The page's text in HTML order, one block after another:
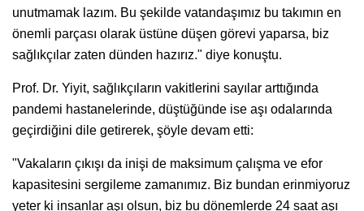
unutmamak lazım. Bu şekilde vatandaşımız bu takımın en
önemli parçası olarak üstüne düşen görevi yaparsa, biz
sağlıkçılar zaten dünden hazırız." diye konuştu.
Prof. Dr. Yiyit, sağlıkçıların vakitlerini sayılar arttığında
pandemi hastanelerinde, düştüğünde ise aşı odalarında
geçirdiğini dile getirerek, şöyle devam etti:
"Vakaların çıkışı da inişi de maksimum çalışma ve efor
kapasitesini sergileme zamanımız. Biz bundan erinmiyoruz
yeter ki insanlar aşı olsun, biz bu dönemlerde 24 saat aşı